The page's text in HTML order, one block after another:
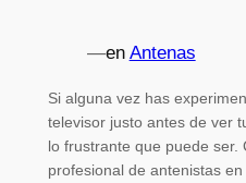
—en Antenas
Si alguna vez has
televisor justo antes de ver
lo frustrante que puede ser.
profesional de antenistas